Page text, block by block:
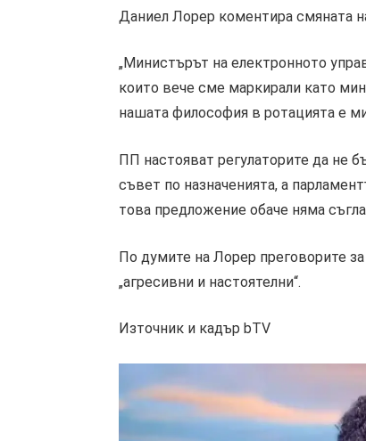
Даниел Лорер коментира смяната
„Министърът на електронното
които вече сме маркирали като
нашата философия в ротацията е
ПП настояват регулаторите да не
съвет по назначенията, а
това предложение обаче няма
По думите на Лорер преговорите
„агресивни и настоятелни“.
Източник и кадър bTV